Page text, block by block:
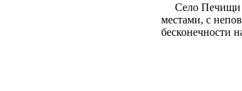
Село Печищи
местами, с
бесконечности